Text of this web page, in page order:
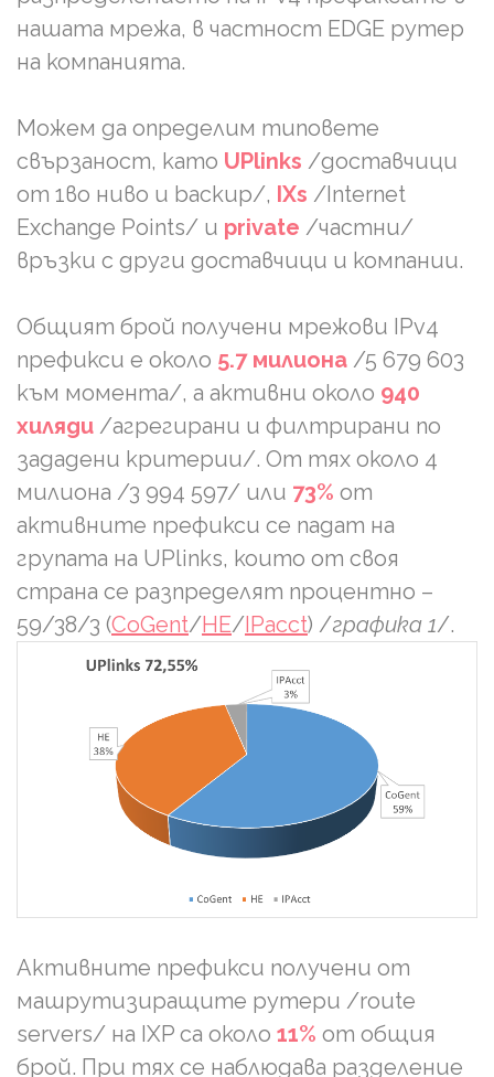
нашата мрежа, в частност EDGE рутер
на компанията.
Можем да определим типовете
свързаност, като UPlinks /доставчици
от 1во ниво и backup/, IXs /Internet
Exchange Points/ и private /частни/
връзки с други доставчици и компании.
Общият брой получени мрежови IPv4
префикси е около 5.7 милиона /5 679 603
към момента/, а активни около 940
хиляди /агрегирани и филтрирани по
зададени критерии/. От тях около 4
милиона /3 994 597/ или 73% от
активните префикси се падат на
групата на UPlinks, които от своя
страна се разпределят процентно –
59/38/3 (CoGent/HE/IPacct) /графика 1/.
Активните префикси получени от
машрутизиращите рутери /route
servers/ на IXP са около 11% от общия
брой. При тях се наблюдава разделение